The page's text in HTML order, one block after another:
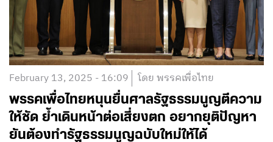
February 13, 2025 - 16:09 โดย พรรคเพื่อไทย
พรรคเพื่อไทยหนุนยื่นศาลรัฐธรรมนูญตีความ
ให้ชัด ย้ำเดินหน้าต่อเสี่ยงตก อยากยุติปัญหา
ยันต้องทำรัฐธรรมนูญฉบับใหม่ให้ได้